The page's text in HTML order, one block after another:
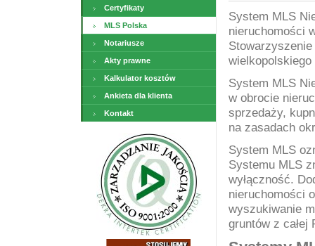
Certyfikaty
MLS Polska
Notariusze
Akty prawne
Kalkulator kosztów
Ankieta dla klienta
Kontakt
System MLS
nieruchomości
wielkopolskiego
System MLS
w obrocie
sprzedaży,
na zasadach
System MLS
Systemu MLS
wyłączność.
nieruchomości
wyszukiwanie
gruntów z całej